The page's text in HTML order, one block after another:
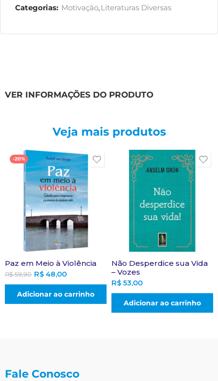
Categorias: Motivação,Literaturas Diversas
VER INFORMAÇÕES DO PRODUTO
Veja mais produtos
-20%
Paz em Meio à Violência
R$59,90 R$ 48,00
Adicionar ao carrinho
Não Desperdice sua Vida
– Vozes
R$ 53,00
Adicionar ao carrinho
Fale Conosco